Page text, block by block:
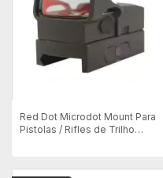
Red Dot Microdot Mount Para
Pistolas / Rifles de Trilho